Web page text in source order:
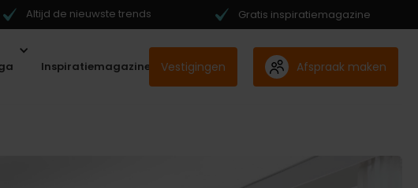
Altijd de nieuwste trends Gratis inspiratiemagazine
Inspiratiemagazine Vestigingen Afspraak maken